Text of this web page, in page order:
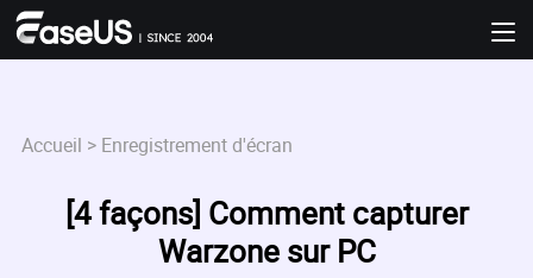
Accueil > Enregistrement d'écran
[4 façons] Comment capturer
Warzone sur PC